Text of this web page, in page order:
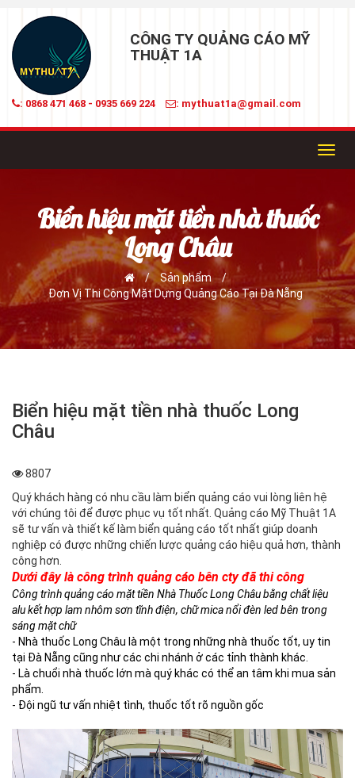
CÔNG TY QUẢNG CÁO MỸ
THUẬT 1A
: 0868 471 468 - 0935 669 224 : mythuat1a@gmail.com
Biển hiệu mặt tiền nhà thuốc
Long Châu
/ Sản phẩm
/
Đơn Vị Thi Công Mặt Dựng Quảng Cáo Tại Đà Nẵng
Biển hiệu mặt tiền nhà thuốc Long
Châu
8807
Quý khách hàng có nhu cầu làm biển quảng cáo vui lòng liên hệ
với chúng tôi để được phục vụ tốt nhất. Quảng cáo Mỹ Thuật 1A
sẽ tư vấn và thiết kế làm biển quảng cáo tốt nhất giúp doanh
nghiệp có được những chiến lược quảng cáo hiệu quả hơn, thành
công hơn.
Dưới đây là công trình quảng cáo bên cty đã thi công
Công trình quảng cáo mặt tiền Nhà Thuốc Long Châu bằng chất liệu
alu kết hợp lam nhôm sơn tĩnh điện, chữ mica nổi đèn led bên trong
sáng mặt chữ
- Nhà thuốc Long Châu là một trong những nhà thuốc tốt, uy tin
tại Đà Nẵng cũng như các chi nhánh ở các tỉnh thành khác.
- Là chuổi nhà thuốc lớn mà quý khác có thể an tâm khi mua sản
phẩm.
- Đội ngũ tư vấn nhiệt tình, thuốc tốt rõ nguồn gốc